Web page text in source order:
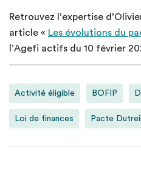
Retrouvez l’expertise
article « Les évolutions du
l’Agefi actifs du 10 février
Activité éligible BOFIP
Loi de finances Pacte Dutreil